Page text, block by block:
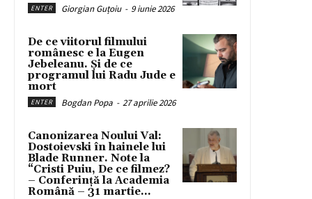
ENTER Giorgian Guțoiu - 9 iunie 2026
De ce viitorul filmului
românesc e la Eugen
Jebeleanu. Și de ce
programul lui Radu Jude e
mort
ENTER Bogdan Popa - 27 aprilie 2026
Canonizarea Noului Val:
Dostoievski în hainele lui
Blade Runner. Note la
“Cristi Puiu, De ce filmez?
– Conferință la Academia
Română – 31 martie...